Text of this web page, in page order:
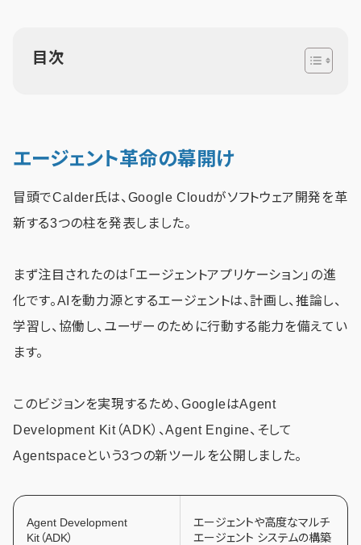
目次
エージェント革命の幕開け
冒頭でCalder氏は、Google Cloudがソフトウェア開発を革
新する3つの柱を発表しました。
まず注目されたのは「エージェントアプリケーション」の進
化です。AIを動力源とするエージェントは、計画し、推論し、
学習し、協働し、ユーザーのために行動する能力を備えてい
ます。
このビジョンを実現するため、GoogleはAgent
Development Kit（ADK）、Agent Engine、そして
Agentspaceという3つの新ツールを公開しました。
Agent Development
Kit（ADK）
エージェントや高度なマルチ
エージェント システムの構築